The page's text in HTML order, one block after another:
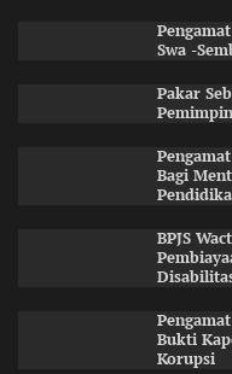
Swa -
Pakar
Bagi
BPJS
Bukti
Korupsi